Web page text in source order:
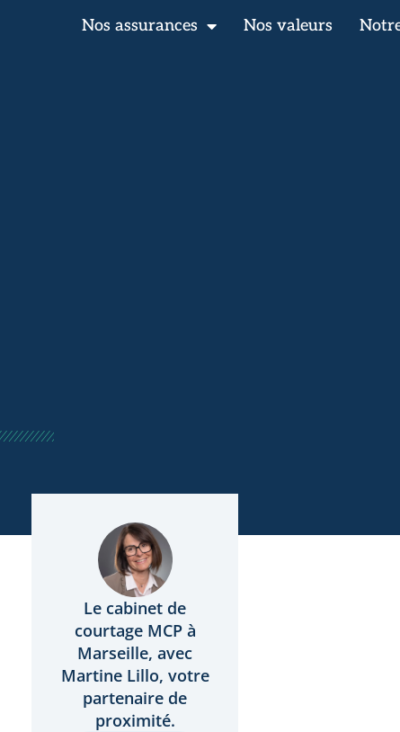
Nos assurances Nos valeurs
Le cabinet de
courtage MCP à
Marseille, avec
Martine Lillo, votre
partenaire de
proximité.